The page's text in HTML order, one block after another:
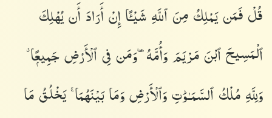
قُلْ فَمَن يَمْلِكُ مِنَ ٱللَّهِ شَيْـًٔا إِنْ أَرَادَ أَن يُهْلِكَ
ٱلْمَسِيحَ ٱبْنَ مَرْيَمَ وَأُمَّهُۥ وَمَن فِى ٱلْأَرْضِ جَمِيعًۭا ۗ
وَلِلَّهِ مُلْكُ ٱلسَّمَـٰوَٰتِ وَٱلْأَرْضِ وَمَا بَيْنَهُمَا ۚ يَخْلُقُ مَا